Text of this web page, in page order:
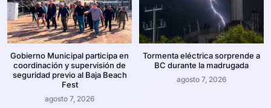
Gobierno Municipal participa en
coordinación y supervisión de
seguridad previo al Baja Beach
Fest
agosto 7, 2026
Tormenta eléctrica sorprende a
BC durante la madrugada
agosto 7, 2026